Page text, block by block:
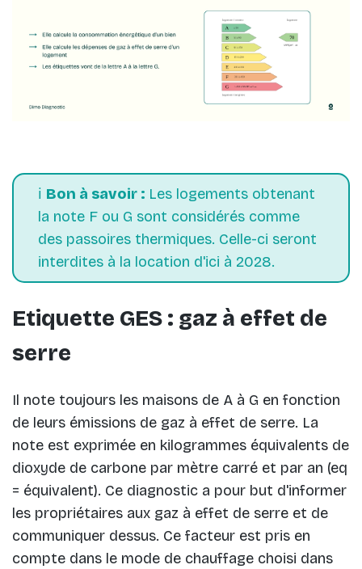
ℹ️ Bon à savoir : Les logements obtenant
la note F ou G sont considérés comme
des passoires thermiques. Celle-ci seront
interdites à la location d'ici à 2028.
Etiquette GES : gaz à effet de
serre
Il note toujours les maisons de A à G en fonction
de leurs émissions de gaz à effet de serre. La
note est exprimée en kilogrammes équivalents de
dioxyde de carbone par mètre carré et par an (eq
= équivalent). Ce diagnostic a pour but d'informer
les propriétaires aux gaz à effet de serre et de
communiquer dessus. Ce facteur est pris en
compte dans le mode de chauffage choisi dans